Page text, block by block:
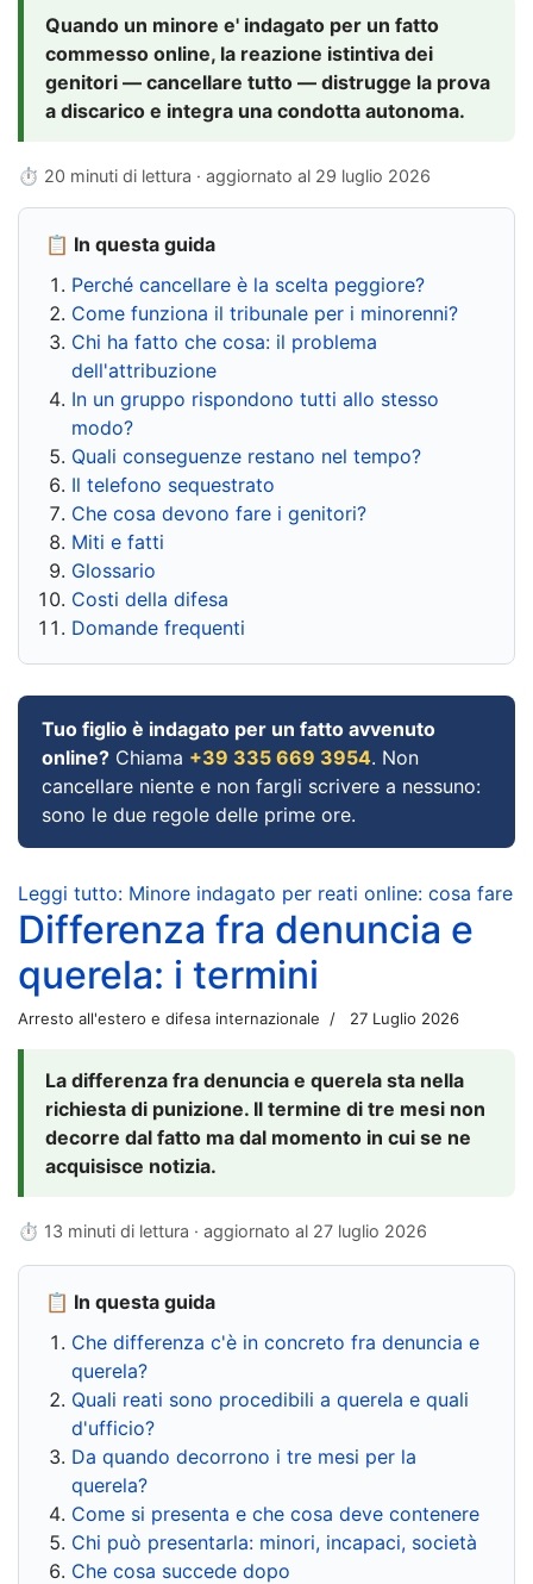
Quando un minore e' indagato per un fatto
commesso online, la reazione istintiva dei
genitori — cancellare tutto — distrugge la prova
a discarico e integra una condotta autonoma.
⏱ 20 minuti di lettura · aggiornato al 29 luglio 2026
📋 In questa guida
Perché cancellare è la scelta peggiore?
Come funziona il tribunale per i minorenni?
Chi ha fatto che cosa: il problema
dell'attribuzione
In un gruppo rispondono tutti allo stesso
modo?
Quali conseguenze restano nel tempo?
Il telefono sequestrato
Che cosa devono fare i genitori?
Miti e fatti
Glossario
Costi della difesa
Domande frequenti
Tuo figlio è indagato per un fatto avvenuto
online? Chiama +39 335 669 3954. Non
cancellare niente e non fargli scrivere a nessuno:
sono le due regole delle prime ore.
Leggi tutto: Minore indagato per reati online: cosa fare
Differenza fra denuncia e
querela: i termini
Arresto all'estero e difesa internazionale 27 Luglio 2026
La differenza fra denuncia e querela sta nella
richiesta di punizione. Il termine di tre mesi non
decorre dal fatto ma dal momento in cui se ne
acquisisce notizia.
⏱ 13 minuti di lettura · aggiornato al 27 luglio 2026
📋 In questa guida
Che differenza c'è in concreto fra denuncia e
querela?
Quali reati sono procedibili a querela e quali
d'ufficio?
Da quando decorrono i tre mesi per la
querela?
Come si presenta e che cosa deve contenere
Chi può presentarla: minori, incapaci, società
Che cosa succede dopo